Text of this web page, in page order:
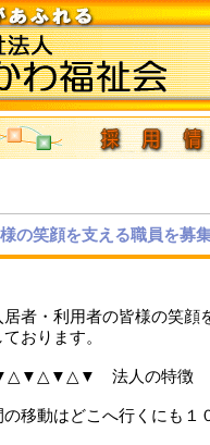
の笑顔を支える職員を募
者・利用者の皆様の笑顔
おります。
法人の特
移動はどこへ行くにも１